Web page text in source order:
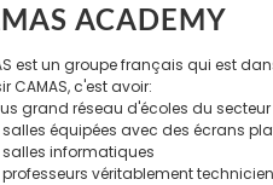
ACADEMY
est un groupe français qui est
CAMAS, c'est avoir:
grand réseau d'écoles du secteur
équipées avec des écrans
informatiques
véritablement